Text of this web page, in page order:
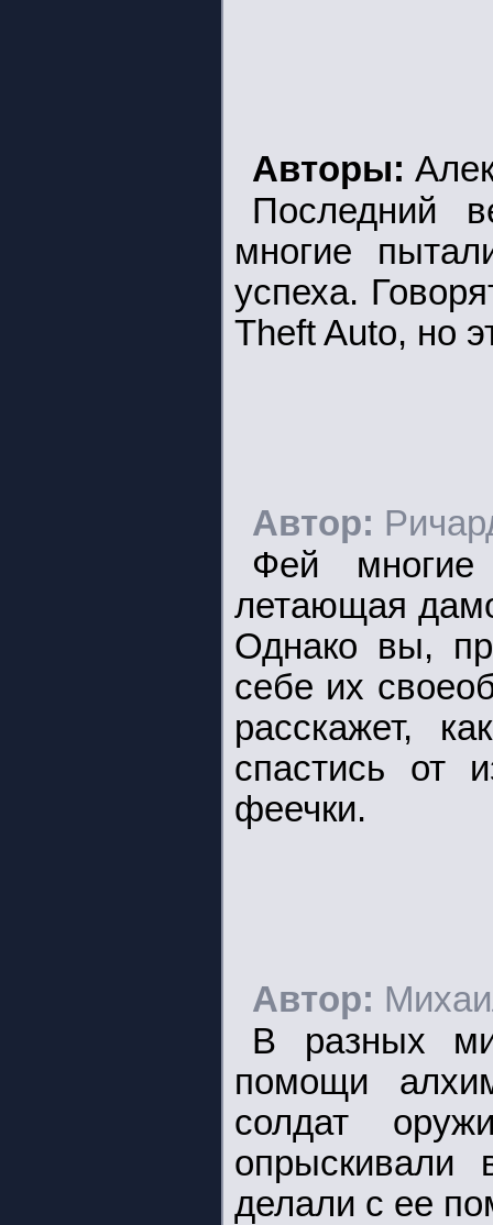
Авторы:
Последний
многие
успеха.
Theft Auto, но
Автор:
Фей
летающая
Однако вы,
себе их
расскажет,
спастись от
феечки.
Автор:
В разных
помощи
солдат
опрыскивали
делали с ее